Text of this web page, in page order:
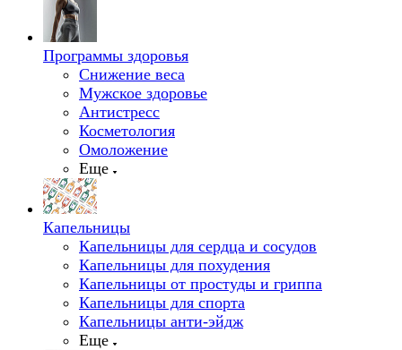
Программы здоровья
Снижение веса
Мужское здоровье
Антистресс
Косметология
Омоложение
Еще
Капельницы
Капельницы для сердца и сосудов
Капельницы для похудения
Капельницы от простуды и гриппа
Капельницы для спорта
Капельницы анти-эйдж
Еще